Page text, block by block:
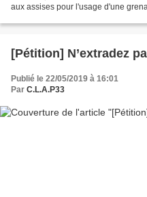
aux assises pour l'usage d'une
[Pétition] N’extradez
Publié le 22/05/2019 à 16:01
Par C.L.A.P33